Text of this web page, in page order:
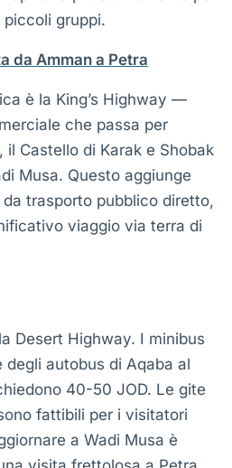
gruppi.
da Amman a Petra
è la King’s Highway —
che passa per
il Castello di Karak e Shobak
Musa. Questo aggiunge
da trasporto pubblico diretto,
viaggio via terra di
Desert Highway. I minibus
autobus di Aqaba al
40-50 JOD. Le gite
fattibili per i visitatori
a Wadi Musa è